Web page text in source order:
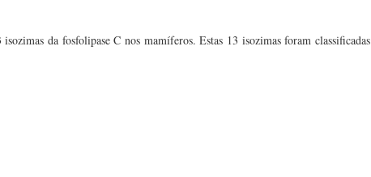
da fosfolipase C nos mamíferos. Estas 13 isozimas foram classificadas